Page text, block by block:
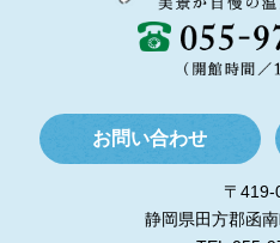
お問い合わせ
〒419-
静岡県田方郡函